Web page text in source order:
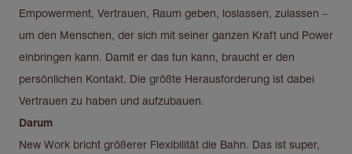
Empowerment, Vertrauen, Raum geben, loslassen, zulassen –
um den Menschen, der sich mit seiner ganzen Kraft und Power
einbringen kann. Damit er das tun kann, braucht er den
persönlichen Kontakt. Die größte Herausforderung ist dabei
Vertrauen zu haben und aufzubauen.
Darum
New Work bricht größerer Flexibilität die Bahn. Das ist super,